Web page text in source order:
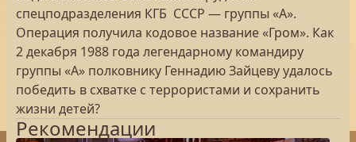
спецподразделения КГБ СССР — группы «А».
Операция получила кодовое название «Гром». Как
2 декабря 1988 года легендарному командиру
группы «А» полковнику Геннадию Зайцеву удалось
победить в схватке с террористами и сохранить
жизни детей?
Рекомендации